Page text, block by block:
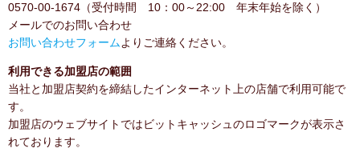
0570-00-1674（受付時間 10：00～22:00 年末年始を除く）
メールでのお問い合わせ
お問い合わせフォームよりご連絡ください。
利用できる加盟店の範囲
当社と加盟店契約を締結したインターネット上の店舗で利用可能で
す。
加盟店のウェブサイトではビットキャッシュのロゴマークが表示さ
れております。